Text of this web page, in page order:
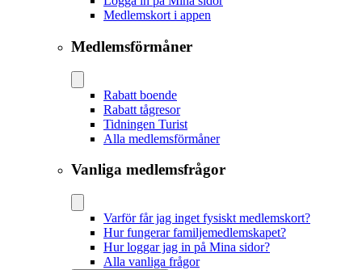
Medlemskort i appen
Medlemsförmåner
Rabatt boende
Rabatt tågresor
Tidningen Turist
Alla medlemsförmåner
Vanliga medlemsfrågor
Varför får jag inget fysiskt medlemskort?
Hur fungerar familjemedlemskapet?
Hur loggar jag in på Mina sidor?
Alla vanliga frågor